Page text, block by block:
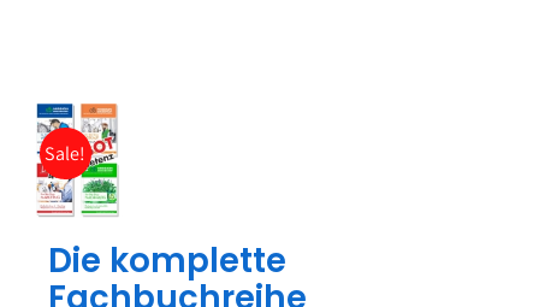
Sale!
Die komplette